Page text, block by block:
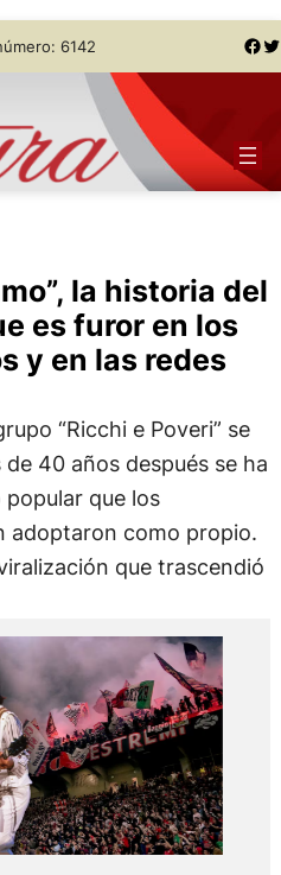
6142 Facebook Twitter
la historia del
es furor en los
y en las redes
“Ricchi e Poveri” se
40 años después se ha
que los
adoptaron como propio.
que trascendió